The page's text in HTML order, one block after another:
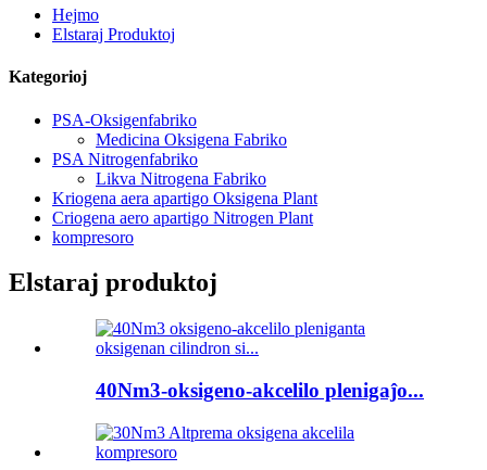
Hejmo
Elstaraj Produktoj
Kategorioj
PSA-Oksigenfabriko
Medicina Oksigena Fabriko
PSA Nitrogenfabriko
Likva Nitrogena Fabriko
Kriogena aera apartigo Oksigena Plant
Criogena aero apartigo Nitrogen Plant
kompresoro
Elstaraj produktoj
40Nm3-oksigeno-akcelilo plenigaĵo...